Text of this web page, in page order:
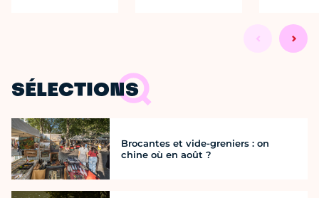
SÉLECTIONS
Brocantes et vide-greniers : on
chine où en août ?